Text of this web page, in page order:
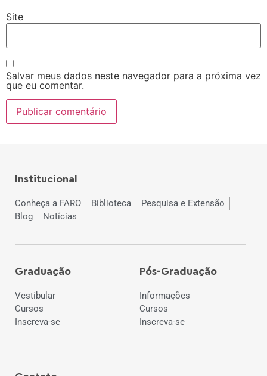
Site
Salvar meus dados neste navegador para a próxima vez
que eu comentar.
Institucional
Conheça a FARO Biblioteca
Pesquisa e Extensão
Blog
Notícias
Graduação
Vestibular
Cursos
Inscreva-se
Pós-Graduação
Informações
Cursos
Inscreva-se